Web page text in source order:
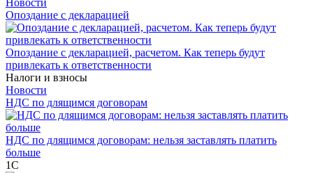
Опоздание с декларацией
Опоздание с декларацией, расчетом. Как теперь будут
привлекать к ответственности
Налоги и взносы
Новости
НДС по длящимся договорам
НДС по длящимся договорам: нельзя заставлять платить
больше
1С